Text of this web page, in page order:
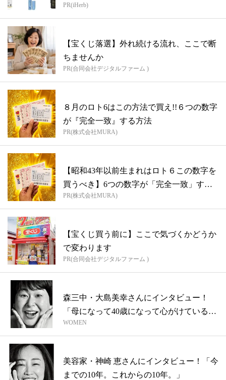
PR(iHerb)
【宝くじ落選】外れ続ける流れ、ここで断
ちませんか
PR(合同会社デジタルファーム )
８月のロト6はこの方法で買え!!６つの数字
が『完全一致』する方法
PR(株式会社MURA)
【昭和43年以前生まれはロト６この数字を
買うべき】6つの数字が「完全一致」する
方...
PR(株式会社MURA)
【宝くじ買う前に】ここで気づくかどうか
で変わります
PR(合同会社デジタルファーム )
森三中・大島美幸さんにインタビュー！
「母になって40歳になって心がけているこ
とは...
WOMEN
美容家・神崎 恵さんにインタビュー！「今
までの10年。これからの10年。」